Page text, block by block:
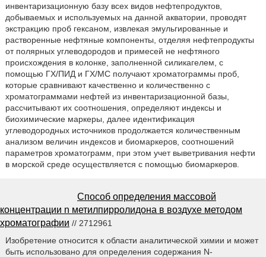
инвентаризационную базу всех видов нефтепродуктов,
добываемых и используемых на данной акватории, проводят
экстракцию проб гексаном, извлекая эмульгированные и
растворенные нефтяные компоненты, отделяя нефтепродукты
от полярных углеводородов и примесей не нефтяного
происхождения в колонке, заполненной силикагелем, с
помощью ГХ/ПИД и ГХ/МС получают хроматограммы проб,
которые сравнивают качественно и количественно с
хроматограммами нефтей из инвентаризационной базы,
рассчитывают их соотношения, определяют индексы и
биохимические маркеры, далее идентификация
углеводородных источников продолжается количественным
анализом величин индексов и биомаркеров, соотношений
параметров хроматограмм, при этом учет выветривания нефти
в морской среде осуществляется с помощью биомаркеров.
Способ определения массовой
концентрации n метилпирролидона в воздухе методом
хроматографии // 2712961
Изобретение относится к области аналитической химии и может
быть использовано для определения содержания N-